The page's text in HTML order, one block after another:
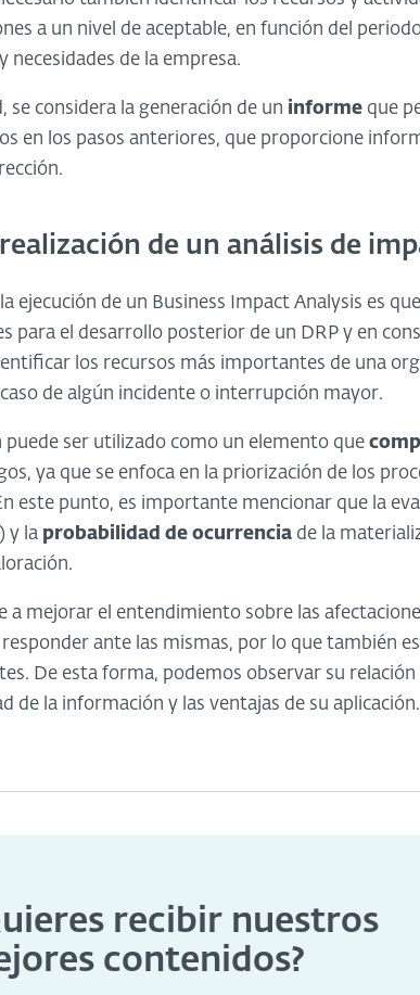
a un nivel de aceptable, en función del
necesidades de la empresa.
considera la generación de un informe que
en los pasos anteriores, que proporcione
de un análisis de
ejecución de un Business Impact Analysis es
para el desarrollo posterior de un DRP y en
los recursos más importantes de una
de algún incidente o interrupción mayor.
ser utilizado como un elemento que
ya que se enfoca en la priorización de los
este punto, es importante mencionar que la
y la probabilidad de ocurrencia de la
a mejorar el entendimiento sobre las
ante las mismas, por lo que también
De esta forma, podemos observar su
de la información y las ventajas de su aplicación.
recibir nuestros
contenidos?